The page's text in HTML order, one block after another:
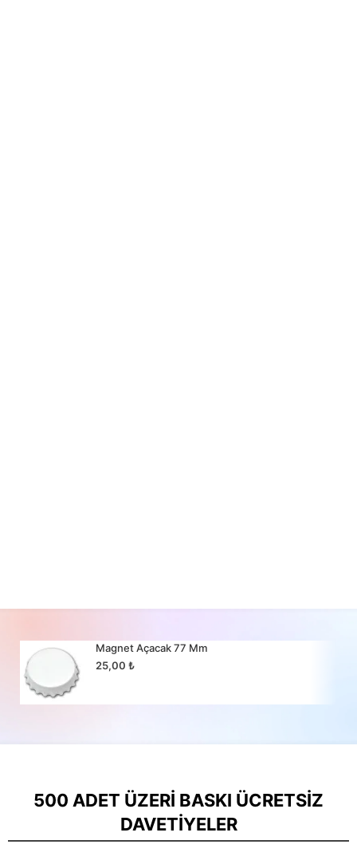
Magnet Açacak 77 Mm
25,00₺
500 ADET ÜZERI BASKI ÜCRETSIZ
DAVETIYELER